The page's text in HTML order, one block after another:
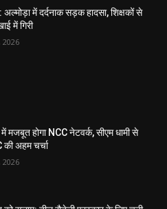
अल्मोड़ा में दर्दनाक सड़क हादसा, शिक्षकों से
में गिरी
2026
मजबूत होगा NCC नेटवर्क, सीएम धामी से
की अहम चर्चा
2026